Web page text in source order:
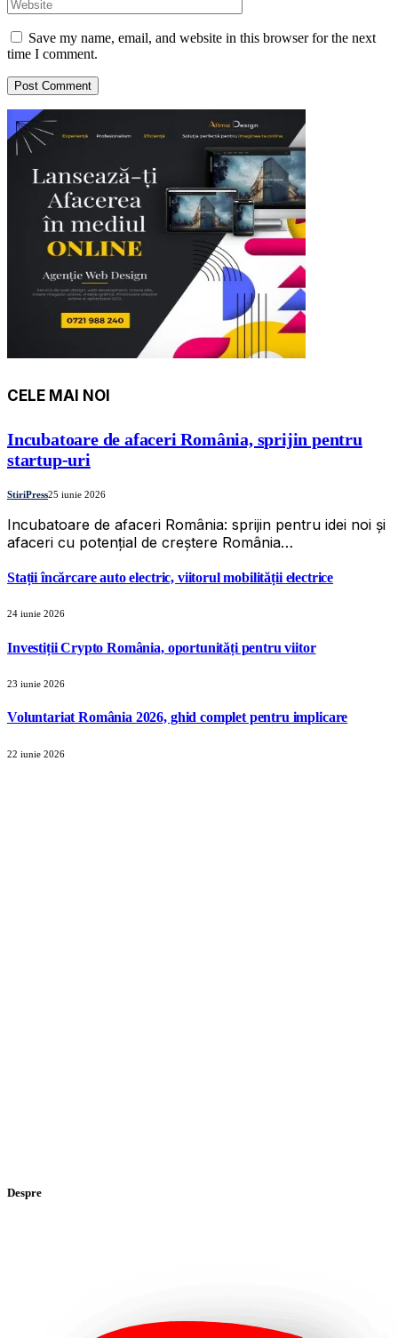
Save my name, email, and website in this browser for the next
time I comment.
CELE MAI NOI
Incubatoare de afaceri România, sprijin pentru
startup-uri
StiriPress25 iunie 2026
Incubatoare de afaceri România: sprijin pentru idei noi și
afaceri cu potențial de creștere România…
Stații încărcare auto electric, viitorul mobilității electrice
24 iunie 2026
Investiții Crypto România, oportunități pentru viitor
23 iunie 2026
Voluntariat România 2026, ghid complet pentru implicare
22 iunie 2026
Despre